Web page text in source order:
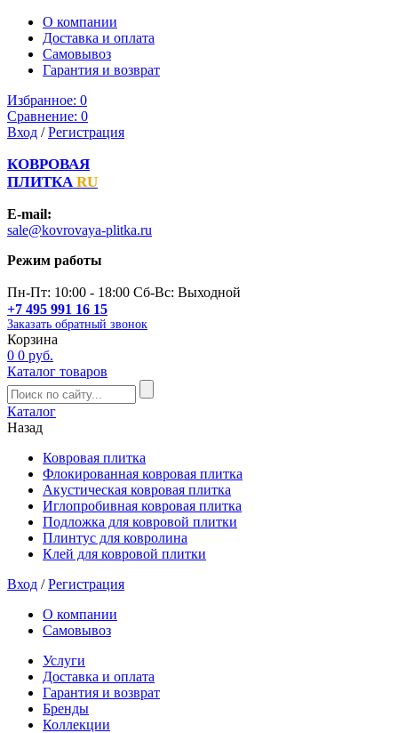
О компании
Доставка и оплата
Самовывоз
Гарантия и возврат
Избранное: 0
Сравнение: 0
Вход /Регистрация
КОВРОВАЯ
ПЛИТКА RU
E-mail:
sale@kovrovaya-plitka.ru
Режим работы
Пн-Пт: 10:00 - 18:00 Сб-Вс: Выходной
+7 495 991 16 15
Заказать обратный звонок
Корзина
0 0 руб.
Каталог товаров
Каталог
Назад
Ковровая плитка
Флокированная ковровая плитка
Акустическая ковровая плитка
Иглопробивная ковровая плитка
Подложка для ковровой плитки
Плинтус для ковролина
Клей для ковровой плитки
Вход /Регистрация
О компании
Самовывоз
Услуги
Доставка и оплата
Гарантия и возврат
Бренды
Коллекции